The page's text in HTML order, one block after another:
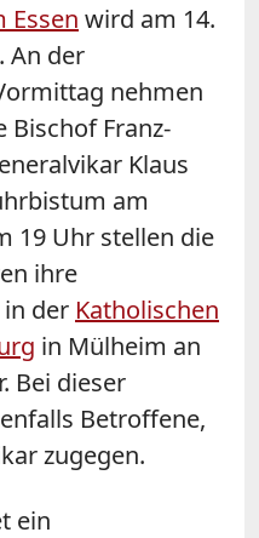
Essen wird am 14.
An der
nehmen
Bischof Franz-
Klaus
am
19 Uhr stellen die
ihre
der Katholischen
in Mülheim an
Bei dieser
Betroffene,
zugegen.
ein